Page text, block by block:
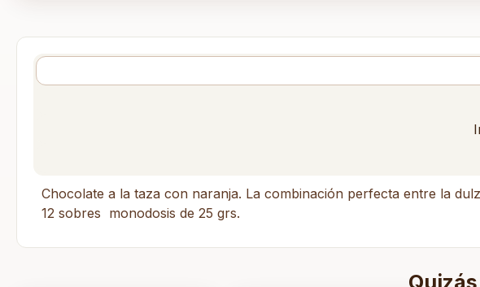
Chocolate a la taza con naranja. La combinación perfecta entre la
12 sobres monodosis de 25 grs.